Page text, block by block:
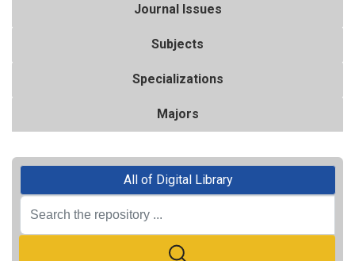
Journal Issues
Subjects
Specializations
Majors
All of Digital Library